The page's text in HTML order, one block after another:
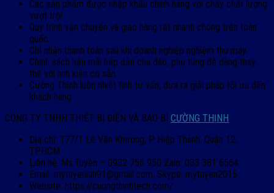
Các sản phẩm được nhập khẩu chính hãng với chấy chất lượng
vượt trội
Quy trình vận chuyển và giao hàng rất nhanh chóng trên toàn
quốc
Chỉ nhận thanh toán sau khi doanh nghiệp nghiệm thu máy
Chính sách hậu mãi hấp dẫn chu đáo, phụ tùng dễ dàng thay
thế với linh kiện có sẵn
Cường Thịnh luôn nhiệt tình tư vấn, đưa ra giải pháp tối ưu đến
khách hàng
CÔNG TY TNHH THIẾT BỊ ĐIỆN VÀ BAO BÌ CƯỜNG THỊNH
Địa chỉ: 177/1 Lê Văn Khương, P. Hiệp Thành, Quận 12,
TP.HCM
Liên hệ: Ms.Tuyền – 0932 756 950 Zalo: 033 381 6564
Email: mytuyeniuh91@gmail.com, Skype: mytuyen2015
Website: https://cuongthinhtech.com/